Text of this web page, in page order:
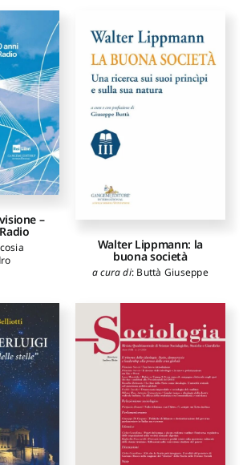
–
Walter Lippmann: la
buona società
a cura di: Buttà Giuseppe